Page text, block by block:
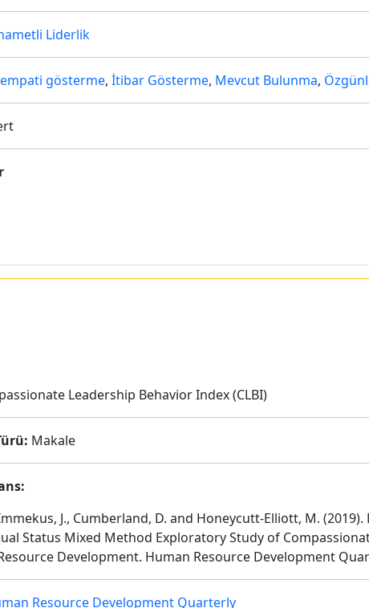
Liderlik
empati gösterme, İtibar Gösterme, Mevcut Bulunma,
Leadership Behavior Index (CLBI)
Makale
J., Cumberland, D. and Honeycutt‐Elliott, M.
Status Mixed Method Exploratory Study of
Development. Human Resource Development
Resource Development Quarterly